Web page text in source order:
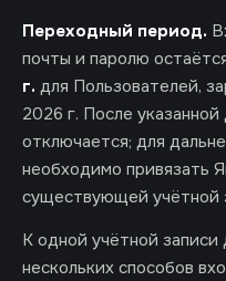
Переходный период.
почты и паролю
г. для Пользователей,
2026 г. После
отключается; для
необходимо привязать
существующей учётной
К одной учётной записи
нескольких способов